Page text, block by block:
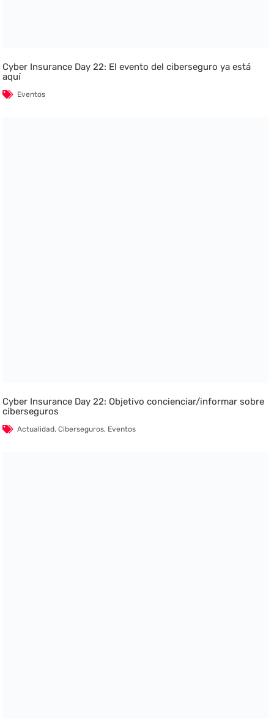
Cyber Insurance Day 22: El evento del ciberseguro ya está
aquí
Eventos
Cyber Insurance Day 22: Objetivo concienciar/informar sobre
ciberseguros
Actualidad,Ciberseguros, Eventos